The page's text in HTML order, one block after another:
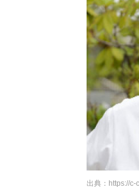
出典： https://c-